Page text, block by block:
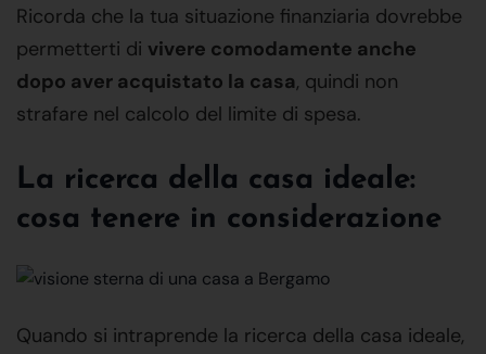
Ricorda che la tua situazione finanziaria dovrebbe
permetterti di vivere comodamente anche
dopo aver acquistato la casa, quindi non
strafare nel calcolo del limite di spesa.
La ricerca della casa ideale:
cosa tenere in considerazione
Quando si intraprende la ricerca della casa ideale,